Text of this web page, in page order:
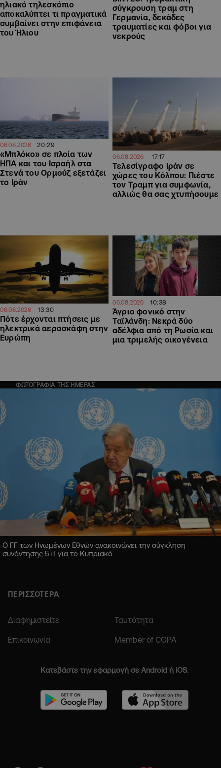
ηλιακό τηλεσκόπιο
αποκαλύπτει τι πραγματικά
συμβαίνει στην επιφάνεια
του Ήλιου
σύγκρουση τραμ στη
Γερμανία, δεκάδες
τραυματίες και φόβοι για
νεκρούς
06.08.2026 20:29
«Μπλόκο» σε πλοία των
ΗΠΑ και του Ισραήλ στα
Στενά του Ορμούζ εξετάζει
το Ιράν
06.08.2026 17:17
Τελεσίγραφο Ιράν σε
χώρες του Κόλπου: Πιέστε
τον Τραμπ για συμφωνία,
αλλιώς θα σας χτυπήσουμε
06.08.2026 13:30
Πότε έρχονται πτήσεις με
ηλεκτρικά αεροσκάφη στην
Ευρώπη
06.08.2026 10:38
Άγριο φονικό στην
Ταϊλάνδη: Νεκρά δύο
αδέλφια από τη Ρωσία και
μια τριμελής οικογένεια
ΦΩΤΟΓΡΑΦΙΑ ΤΗΣ ΗΜΕΡΑΣ
Ο ΓΓ των Ηνωμένων Εθνών ανακοινώνει την σύγκληση
συνάντησης 5+1 για το Κυπριακό
ΠΕΡΙΣΣΟΤΕΡΑ
Διαφημιστείτε Ταυτότητα
Επικοινωνία Member of COPA
Κατεβάστε την εφαρμογή σε Android ή iOS.